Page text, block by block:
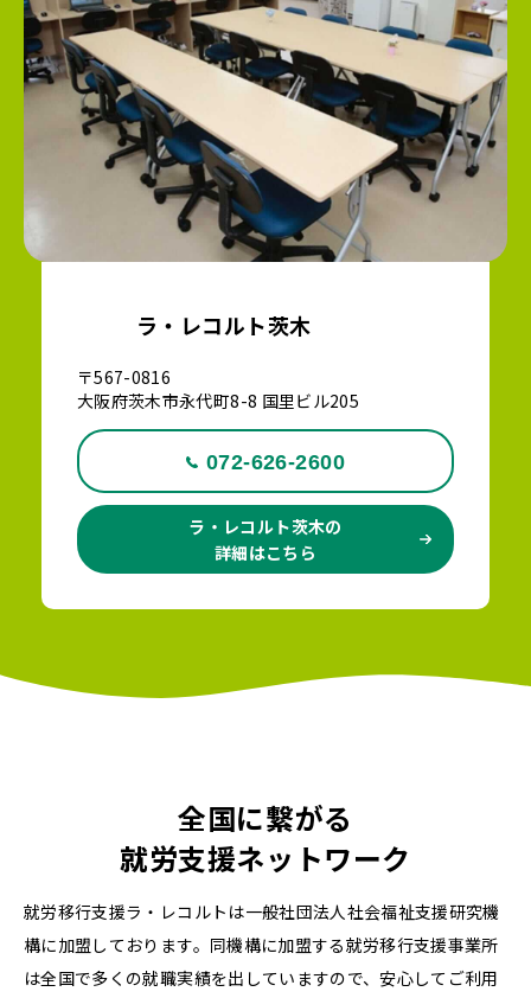
ラ・レコルト茨木
〒567-0816
大阪府茨木市永代町8-8 国里ビル205
072-626-2600
ラ・レコルト茨木の
詳細はこちら
全国に繋がる
就労支援ネットワーク
就労移行支援ラ・レコルトは一般社団法人社会福祉支援研究機
構に加盟しております。同機構に加盟する就労移行支援事業所
は全国で多くの就職実績を出していますので、安心してご利用